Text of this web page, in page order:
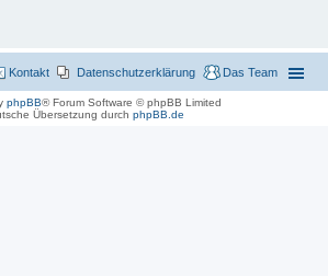
Das Team
Datenschutzerklärung
Kontakt
phpBB® Forum Software © phpBB Limited
Übersetzung durch phpBB.de